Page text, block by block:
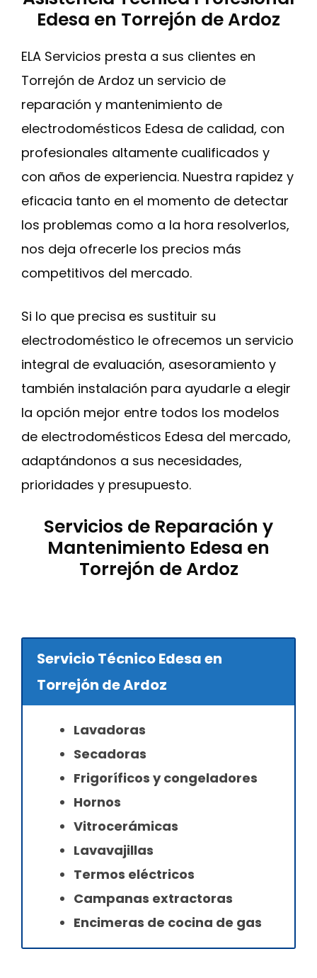
Edesa en Torrejón de Ardoz
ELA Servicios presta a sus clientes en
Torrejón de Ardoz un servicio de
reparación y mantenimiento de
electrodomésticos Edesa de calidad, con
profesionales altamente cualificados y
con años de experiencia. Nuestra rapidez y
eficacia tanto en el momento de detectar
los problemas como a la hora resolverlos,
nos deja ofrecerle los precios más
competitivos del mercado.
Si lo que precisa es sustituir su
electrodoméstico le ofrecemos un servicio
integral de evaluación, asesoramiento y
también instalación para ayudarle a elegir
la opción mejor entre todos los modelos
de electrodomésticos Edesa del mercado,
adaptándonos a sus necesidades,
prioridades y presupuesto.
Servicios de Reparación y
Mantenimiento Edesa en
Torrejón de Ardoz
Servicio Técnico Edesa en
Torrejón de Ardoz
Lavadoras
Secadoras
Frigoríficos y congeladores
Hornos
Vitrocerámicas
Lavavajillas
Termos eléctricos
Campanas extractoras
Encimeras de cocina de gas